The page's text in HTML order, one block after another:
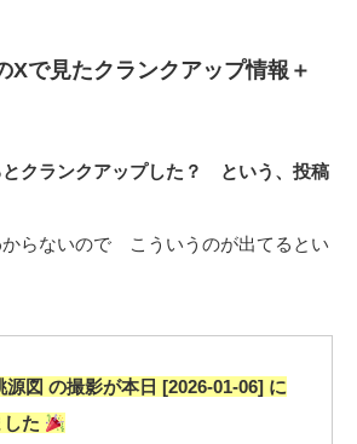
Xで見たクランクアップ情報＋
とクランクアップした？ という、投稿
らないので こういうのが出てるとい
源図 の撮影が本日 [2026-01-06] に
た